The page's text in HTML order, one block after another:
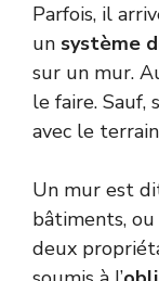
Parfois, il
un système
sur un mur.
le faire.
avec le
Un mur est
bâtiments,
deux